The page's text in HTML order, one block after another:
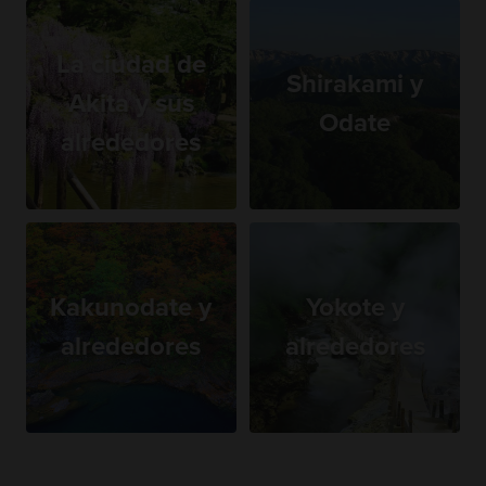
La ciudad de
Akita y sus
alrededores
Odate
Kakunodate y
alrededores
Yokote y
alrededores